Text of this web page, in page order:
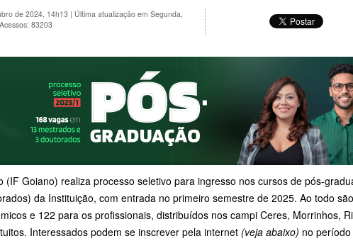
de 2024, 14h13 | Última atualização em Segunda,
Acessos: 83203
(IF Goiano) realiza processo seletivo para ingresso nos cursos de pós-
da Instituição, com entrada no primeiro semestre de 2025. Ao todo
e 122 para os profissionais, distribuídos nos campi Ceres, Morrinhos,
Interessados podem se inscrever pela internet (veja abaixo) no